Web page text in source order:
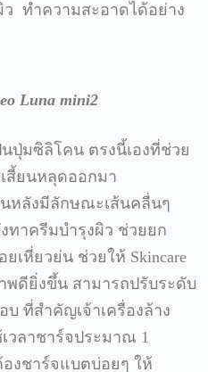
ว ทำความสะอาดได้อย่าง
Luna mini2
นปุ่มซิลิโคน ตรงนี้เองที่ช่วย
สี้ยนหลุดออกมา
หลังมีลักษณะเส้นคลื่นๆ
ทาครีมบำรุงผิว ช่วยยก
ยเหี่ยวย่น ช่วยให้ Skincare
พดียิ่งขึ้น สามารถปรับระดับ
บ ที่สำคัญเจ้าเครื่องล้าง
วลาชาร์จประมาณ 1
งชาร์จแบตบ่อยๆ ให้